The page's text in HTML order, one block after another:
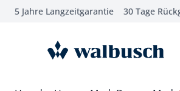
springen
springen
springen
5 Jahre Langzeitgarantie 30 Tage
zur Startseite
Wechsel in das Menü mit Pfeil-